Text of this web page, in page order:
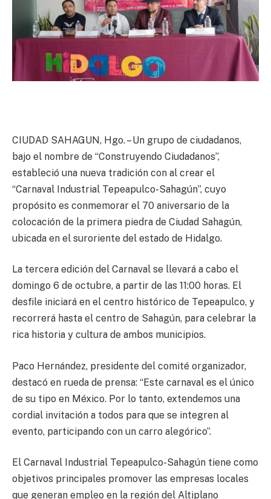
CIUDAD SAHAGUN, Hgo. – Un grupo de ciudadanos,
bajo el nombre de “Construyendo Ciudadanos”,
estableció una nueva tradición con al crear el
“Carnaval Industrial Tepeapulco-Sahagún”, cuyo
propósito es conmemorar el 70 aniversario de la
colocación de la primera piedra de Ciudad Sahagún,
ubicada en el suroriente del estado de Hidalgo.
La tercera edición del Carnaval se llevará a cabo el
domingo 6 de octubre, a partir de las 11:00 horas. El
desfile iniciará en el centro histórico de Tepeapulco, y
recorrerá hasta el centro de Sahagún, para celebrar la
rica historia y cultura de ambos municipios.
Paco Hernández, presidente del comité organizador,
destacó en rueda de prensa: “Este carnaval es el único
de su tipo en México. Por lo tanto, extendemos una
cordial invitación a todos para que se integren al
evento, participando con un carro alegórico”.
El Carnaval Industrial Tepeapulco-Sahagún tiene como
objetivos principales promover las empresas locales
que generan empleo en la región del Altiplano